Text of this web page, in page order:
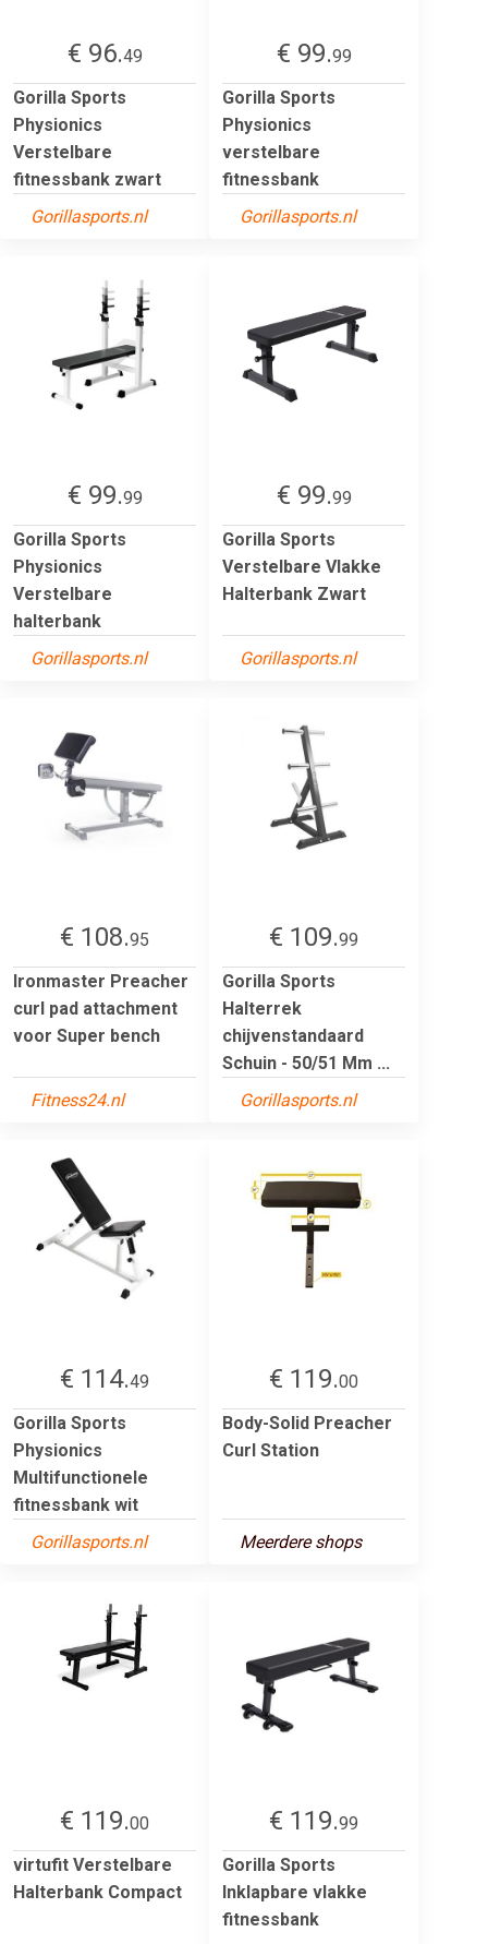
€ 96.49
Gorilla Sports
Physionics
Verstelbare
fitnessbank zwart
Gorillasports.nl
€ 99.99
Gorilla Sports
Physionics
verstelbare
fitnessbank
Gorillasports.nl
€ 99.99
Gorilla Sports
Physionics
Verstelbare
halterbank
Gorillasports.nl
€ 99.99
Gorilla Sports
Verstelbare Vlakke
Halterbank Zwart
Gorillasports.nl
€ 108.95
Ironmaster Preacher
curl pad attachment
voor Super bench
Fitness24.nl
€ 109.99
Gorilla Sports
Halterrek
chijvenstandaard
Schuin - 50/51 Mm ...
Gorillasports.nl
€ 114.49
Gorilla Sports
Physionics
Multifunctionele
fitnessbank wit
Gorillasports.nl
€ 119.00
Body-Solid Preacher
Curl Station
Meerdere shops
€ 119.00
virtufit Verstelbare
Halterbank Compact
€ 119.99
Gorilla Sports
Inklapbare vlakke
fitnessbank